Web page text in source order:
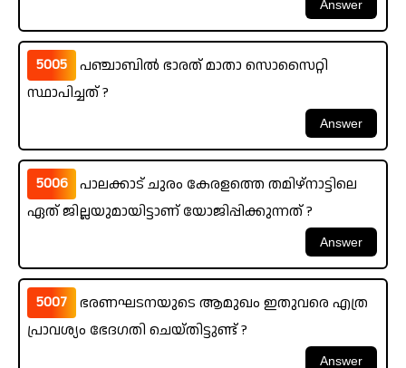
5005
പഞ്ചാബിൽ ഭാരത് മാതാ സൊസൈറ്റി
സ്ഥാപിച്ചത് ?
5006 പാലക്കാട് ചുരം കേരളത്തെ തമിഴ്‌നാട്ടിലെ
ഏത് ജില്ലയുമായിട്ടാണ് യോജിപ്പിക്കുന്നത് ?
5007
ഭരണഘടനയുടെ ആമുഖം ഇതുവരെ എത്ര
പ്രാവശ്യം ഭേദഗതി ചെയ്തിട്ടുണ്ട് ?